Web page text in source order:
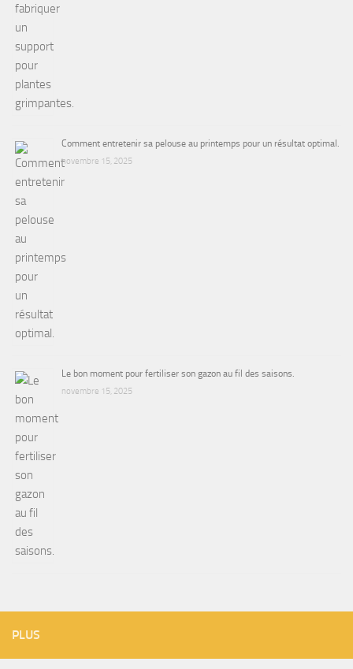
Comment entretenir sa pelouse au printemps pour un résultat optimal.
novembre 15, 2025
Le bon moment pour fertiliser son gazon au fil des saisons.
novembre 15, 2025
PLUS